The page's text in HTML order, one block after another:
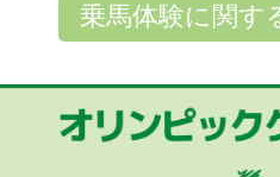
乗馬体験に関す